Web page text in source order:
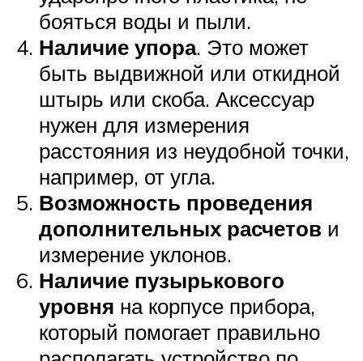
бояться воды и пыли.
Наличие упора. Это может
быть выдвижной или откидной
штырь или скоба. Аксессуар
нужен для измерения
расстояния из неудобной точки,
например, от угла.
Возможность проведения
дополнительных расчетов и
измерение уклонов.
Наличие пузырькового
уровня на корпусе прибора,
который помогает правильно